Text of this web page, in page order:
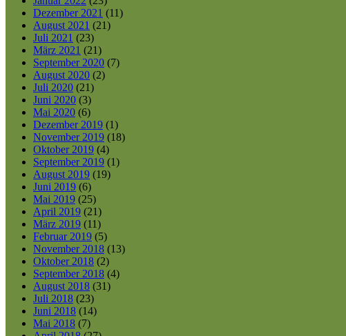
Dezember 2021 (11)
August 2021 (21)
Juli 2021 (23)
März 2021 (21)
September 2020 (7)
August 2020 (2)
Juli 2020 (21)
Juni 2020 (3)
Mai 2020 (6)
Dezember 2019 (1)
November 2019 (18)
Oktober 2019 (4)
September 2019 (1)
August 2019 (19)
Juni 2019 (6)
Mai 2019 (25)
April 2019 (21)
März 2019 (11)
Februar 2019 (5)
November 2018 (13)
Oktober 2018 (2)
September 2018 (4)
August 2018 (31)
Juli 2018 (23)
Juni 2018 (14)
Mai 2018 (7)